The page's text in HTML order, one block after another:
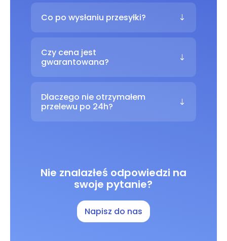
Co po wysłaniu przesyłki?
Czy cena jest
gwarantowana?
Dlaczego nie otrzymałem
przelewu po 24h?
Nie znalazłeś odpowiedzi na
swoje pytanie?
Napisz do nas